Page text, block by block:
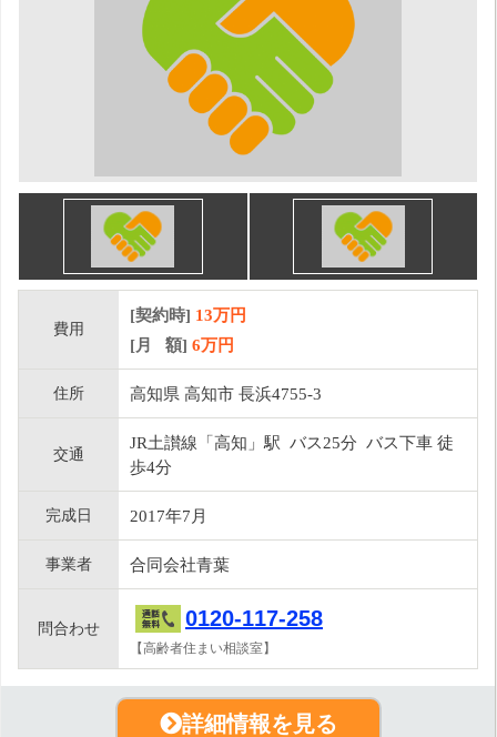
費用
[契約時] 13万円
[月 額] 6万円
住所 高知県 高知市 長浜4755-3
交通
JR土讃線「高知」駅 バス25分 バス下車 徒
歩4分
完成日 2017年7月
事業者 合同会社青葉
問合わせ 0120-117-258
【高齢者住まい相談室】
詳細情報を見る